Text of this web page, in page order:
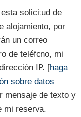
solicitud de
alojamiento, por
un correo
de teléfono, mi
IP. [haga
sobre datos
mensaje de texto y
mi reserva.